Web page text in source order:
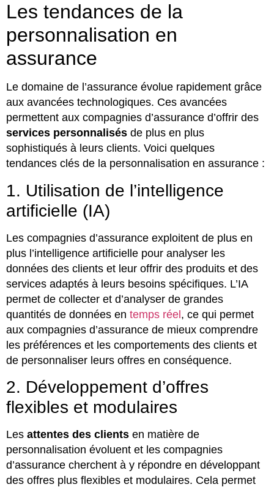
Les tendances de la
personnalisation en
assurance
Le domaine de l’assurance évolue rapidement grâce
aux avancées technologiques. Ces avancées
permettent aux compagnies d’assurance d’offrir des
services personnalisés de plus en plus
sophistiqués à leurs clients. Voici quelques
tendances clés de la personnalisation en assurance :
1. Utilisation de l’intelligence
artificielle (IA)
Les compagnies d’assurance exploitent de plus en
plus l’intelligence artificielle pour analyser les
données des clients et leur offrir des produits et des
services adaptés à leurs besoins spécifiques. L’IA
permet de collecter et d’analyser de grandes
quantités de données en temps réel, ce qui permet
aux compagnies d’assurance de mieux comprendre
les préférences et les comportements des clients et
de personnaliser leurs offres en conséquence.
2. Développement d’offres
flexibles et modulaires
Les attentes des clients en matière de
personnalisation évoluent et les compagnies
d’assurance cherchent à y répondre en développant
des offres plus flexibles et modulaires. Cela permet